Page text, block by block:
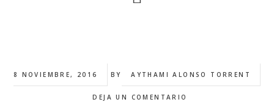
8 NOVIEMBRE, 2016 BY AYTHAMI ALONSO TORRENT
DEJA UN COMENTARIO